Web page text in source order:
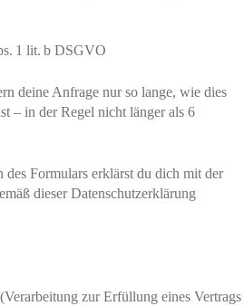
1 lit. b DSGVO
deine Anfrage nur so lange, wie dies
– in der Regel nicht länger als 6
des Formulars erklärst du dich mit der
dieser Datenschutzerklärung
zur Erfüllung eines Vertrags